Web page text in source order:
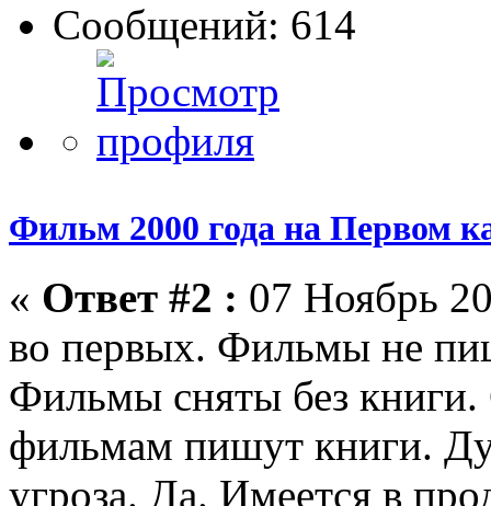
Сообщений: 614
Фильм 2000 года на Первом
« Ответ #2 : 07 Ноябрь
во первых. Фильмы не
Фильмы сняты без
фильмам пишут книги.
угроза. Да. Имеется в